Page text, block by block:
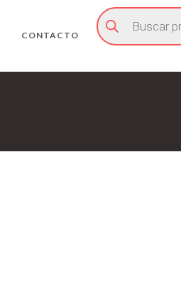
CONTACTO
Búsqueda
de
productos